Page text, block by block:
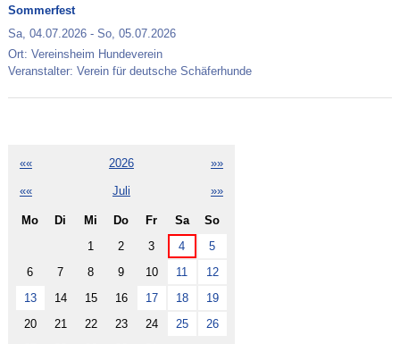
Sommerfest
Sa, 04.07.2026- So, 05.07.2026
Ort: Vereinsheim Hundeverein
Veranstalter: Verein für deutsche Schäferhunde
«« 2026 »»
«« Juli »»
Mo Di Mi Do Fr Sa
So
1
2 3 4
5
6
7 8 9 10 11
12
13
14 15 16 17 18
19
20
21 22 23 24 25
26